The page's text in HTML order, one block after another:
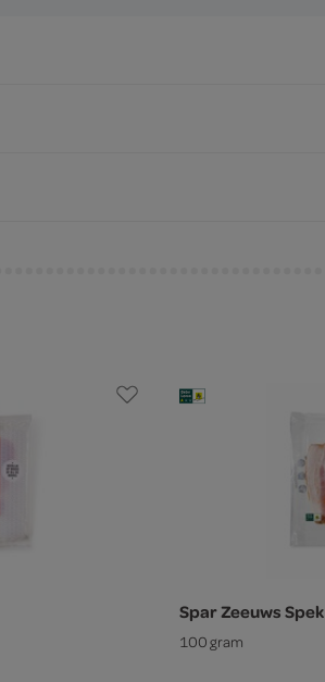
Spar Zeeuws Spek
100 gram